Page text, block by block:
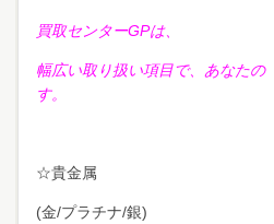
買取センターGPは、
幅広い取り扱い項目で、あなたの
す。
☆貴金属
(金/プラチナ/銀)